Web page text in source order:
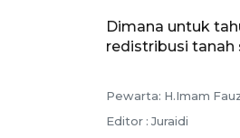
Dimana untuk
redistribusi tanah
Pewarta: H.Imam
Editor : Juraidi